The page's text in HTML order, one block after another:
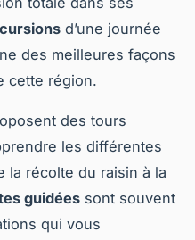
d’une journée
des meilleures façons
cette région.
des tours
les différentes
la récolte du raisin à la
guidées sont souvent
qui vous